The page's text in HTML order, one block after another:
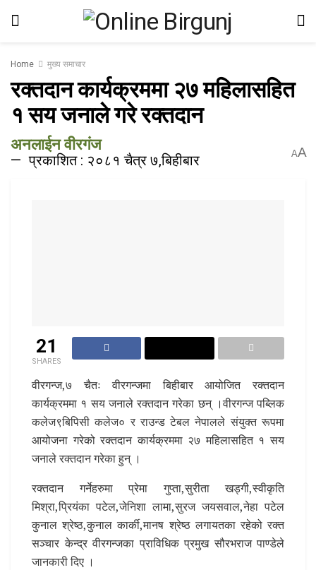
Home मुख्य समाचार
रक्तदान कार्यक्रममा २७ महिलासहित
१ सय जनाले गरे रक्तदान
अनलाईन वीरगंज
प्रकाशित : २०८१ चैत्र ७,बिहीबार AA
21
SHARES
वीरगन्ज,७ चैतः वीरगन्जमा बिहीबार आयोजित रक्तदान
कार्यक्रममा १ सय जनाले रक्तदान गरेका छन् ।वीरगन्ज पब्लिक
कलेज९बिपिसी कलेज० र राउन्ड टेबल नेपालले संयुक्त रूपमा
आयोजना गरेको रक्तदान कार्यक्रममा २७ महिलासहित १ सय
जनाले रक्तदान गरेका हुन् ।
रक्तदान गर्नेहरुमा प्रेमा गुप्ता,सुरीता खड्गी,स्वीकृति
मिश्रा,प्रियंका पटेल,जेनिशा लामा,सुरज जयसवाल,नेहा पटेल
कुनाल श्रेष्ठ,कुनाल कार्की,मानष श्रेष्ठ लगायतका रहेको रक्त
सञ्चार केन्द्र वीरगन्जका प्राविधिक प्रमुख सौरभराज पाण्डेले
जानकारी दिए ।